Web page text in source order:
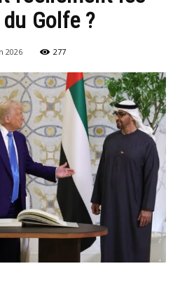
Golfe ?
2026 277